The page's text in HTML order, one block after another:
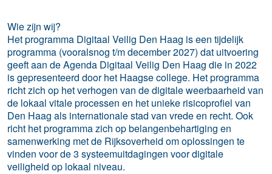
Wie zijn wij?
Het programma Digitaal Veilig Den Haag is een tijdelijk
programma (vooralsnog t/m december 2027) dat uitvoering
geeft aan de Agenda Digitaal Veilig Den Haag die in 2022
is gepresenteerd door het Haagse college. Het programma
richt zich op het verhogen van de digitale weerbaarheid van
de lokaal vitale processen en het unieke risicoprofiel van
Den Haag als internationale stad van vrede en recht. Ook
richt het programma zich op belangenbehartiging en
samenwerking met de Rijksoverheid om oplossingen te
vinden voor de 3 systeemuitdagingen voor digitale
veiligheid op lokaal niveau.